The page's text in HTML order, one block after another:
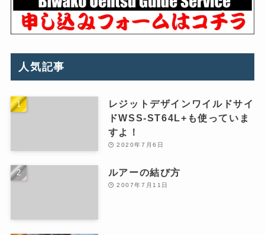
人気記事
レジットデザインワイルドサイ
ドWSS-ST64L+も使っていま
すよ！
2020年7月6日
ルアーの結び方
2007年7月11日